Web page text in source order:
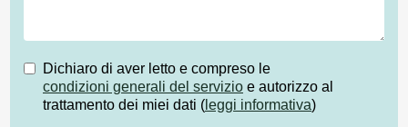
Dichiaro di aver letto e compreso le
condizioni generali del servizio e autorizzo al
trattamento dei miei dati ( leggi informativa)